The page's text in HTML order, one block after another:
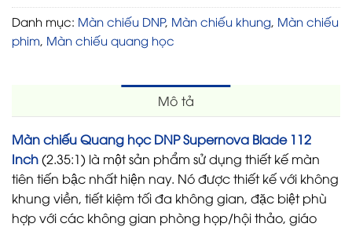
Danh mục: Màn chiếu DNP, Màn chiếu khung Màn chiếu
phim Màn chiếu quang học
Mô tả
Màn chiếu Quang học DNP Supernova Blade 112
Inch(2.35:1) là một sản phẩm sử dụng thiết kế màn
tiên tiến bậc nhất hiện nay. Nó được thiết kế với không
khung viền, tiết kiệm tối đa không gian, đặc biệt phù
hợp với các không gian phòng họp/hội thảo, giáo